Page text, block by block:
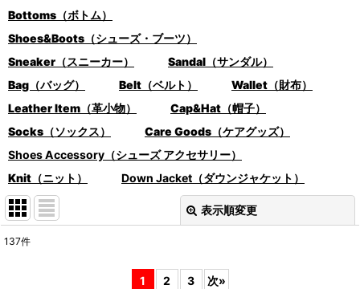
Bottoms（ボトム）
Shoes&Boots（シューズ・ブーツ）
Sneaker（スニーカー）
Sandal（サンダル）
Bag（バッグ）
Belt（ベルト）
Wallet（財布）
Leather Item（革小物）
Cap&Hat（帽子）
Socks（ソックス）
Care Goods（ケアグッズ）
Shoes Accessory（シューズ アクセサリー）
Knit（ニット）
Down Jacket（ダウンジャケット）
表示順変更
137件
1 2 3 次»